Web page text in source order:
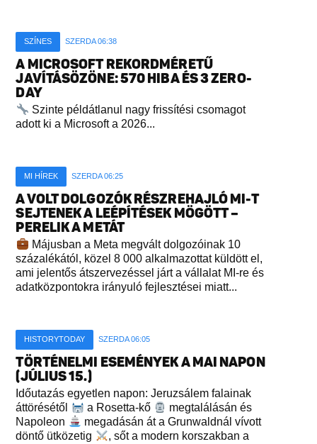
SZÍNES SZERDA 06:38
A MICROSOFT REKORDMÉRETŰ
JAVÍTÁSÖZÖNE: 570 HIBA ÉS 3 ZERO-
DAY
Szinte példátlanul nagy frissítési csomagot
adott ki a Microsoft a 2026...
MI HÍREK SZERDA 06:25
A VOLT DOLGOZÓK RÉSZREHAJLÓ MI-T
SEJTENEK A LEÉPÍTÉSEK MÖGÖTT –
PERELIK A METÁT
Májusban a Meta megvált dolgozóinak 10
százalékától, közel 8 000 alkalmazottat küldött el,
ami jelentős átszervezéssel járt a vállalat MI-re és
adatközpontokra irányuló fejlesztései miatt...
HISTORYTODAY SZERDA 06:05
TÖRTÉNELMI ESEMÉNYEK A MAI NAPON
(JÚLIUS 15.)
Időutazás egyetlen napon: Jeruzsálem falainak
áttörésétől
a Rosetta-kő
megtalálásán és
Napoleon
megadásán át a Grunwaldnál vívott
döntő ütközetig
, sőt a modern korszakban a